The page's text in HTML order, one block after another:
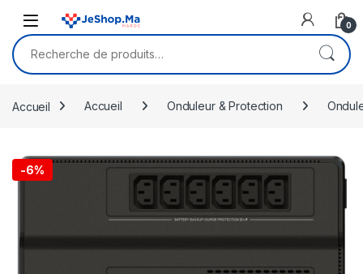
0
Recherche pour :
Accueil Accueil Onduleur & Protection
-6% 🔍